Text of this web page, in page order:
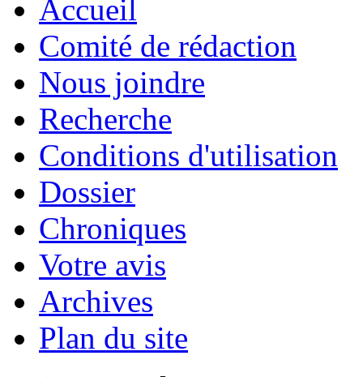
Accueil
Comité de rédaction
Nous joindre
Recherche
Conditions d'utilisation
Dossier
Chroniques
Votre avis
Archives
Plan du site